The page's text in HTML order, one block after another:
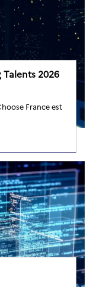
Talents 2026
France est